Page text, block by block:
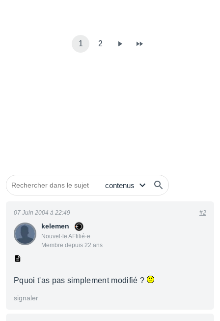
1 2
kelemen
Nouvel·le AFfilié·e
Membre depuis 22 ans
07 Juin 2004 à 22:49 #2
Pquoi t'as pas simplement modifié ?
signaler